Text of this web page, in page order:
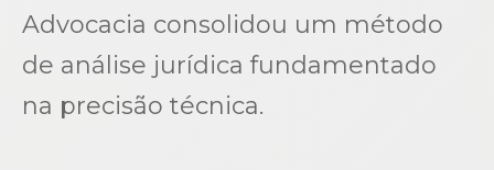
Advocacia consolidou um método
de análise jurídica fundamentado
na precisão técnica.